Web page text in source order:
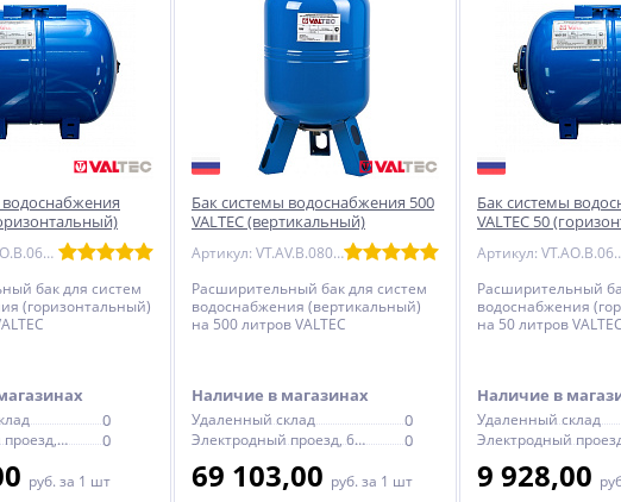
Артикул: VT.AO.B.060024
бак для систем
(горизонтальный)
0
Электродный проезд, 6с1 0
руб. за 1 шт
Бак системы водоснабжения 500
VALTEC (вертикальный)
Артикул: VT.AV.B.080500
Расширительный бак для систем
водоснабжения (вертикальный)
на 500 литров VALTEC
Наличие в магазинах
Удаленный склад 0
Электродный проезд, 6с1 0
69 103,00 руб. за 1 шт
Бак системы
VALTEC 50
Артикул:
Расширительный
водоснабжения
на 50 литров VALTEC
Наличие в
Удаленный склад
9 928,00